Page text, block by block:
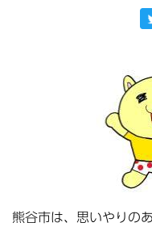
熊谷市は、思いやりの